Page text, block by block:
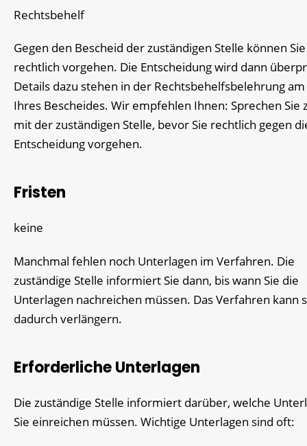
Rechtsbehelf
Gegen den Bescheid der zuständigen Stelle können Sie
rechtlich vorgehen. Die Entscheidung wird dann
Details dazu stehen in der Rechtsbehelfsbelehrung am
Ihres Bescheides. Wir empfehlen Ihnen: Sprechen Sie
mit der zuständigen Stelle, bevor Sie rechtlich gegen
Entscheidung vorgehen.
Fristen
keine
Manchmal fehlen noch Unterlagen im Verfahren. Die
zuständige Stelle informiert Sie dann, bis wann Sie die
Unterlagen nachreichen müssen. Das Verfahren kann
dadurch verlängern.
Erforderliche Unterlagen
Die zuständige Stelle informiert darüber, welche
Sie einreichen müssen. Wichtige Unterlagen sind oft: